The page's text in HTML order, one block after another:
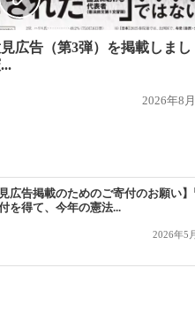
実現のためのインタビュー
い】日頃よりご協力いただき
判（2019参院選）が始まりま
広告（第3弾）を掲載しまし
2026年8
広告掲載のためのご寄付のお願い
を得て、今年の憲法...
2026年5